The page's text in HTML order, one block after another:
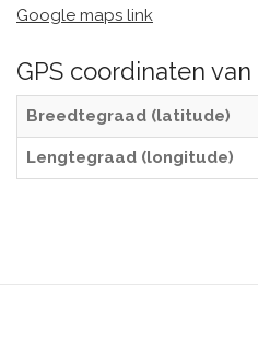
Google maps link
GPS coordinaten van
Breedtegraad (latitude)
Lengtegraad (longitude)